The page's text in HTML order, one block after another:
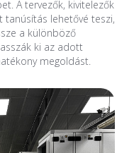
A tervezők, kivitelezők
tanúsítás lehetővé teszi,
a különböző
ki az adott
megoldást.